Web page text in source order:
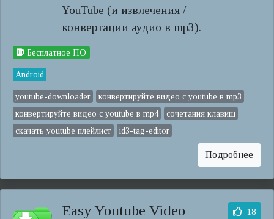
YouTube (и извлечения /
конвертации аудио в mp3).
Бесплатное ПО
Android
youtube-downloader
конвертируйте видео с youtube в mp3
конвертируйте видео с youtube в mp4
сочетания клавиш
скачать youtube плейлист
id3-tag-editor
Подробнее
Easy Youtube Video
18